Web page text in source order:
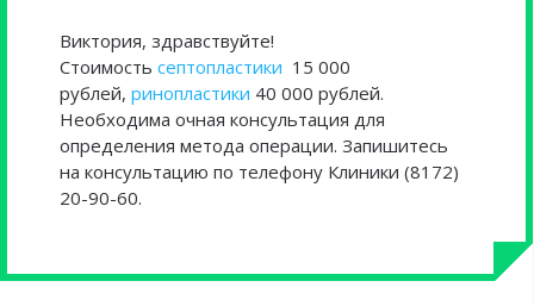
Виктория, здравствуйте!
Стоимость септопластики 15 000
рублей, ринопластики 40 000 рублей.
Необходима очная консультация для
определения метода операции. Запишитесь
на консультацию по телефону Клиники (8172)
20-90-60.